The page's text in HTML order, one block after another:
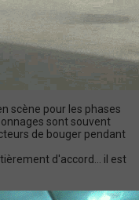
scène pour les phases
sont souvent
de bouger pendant
d'accord... il est